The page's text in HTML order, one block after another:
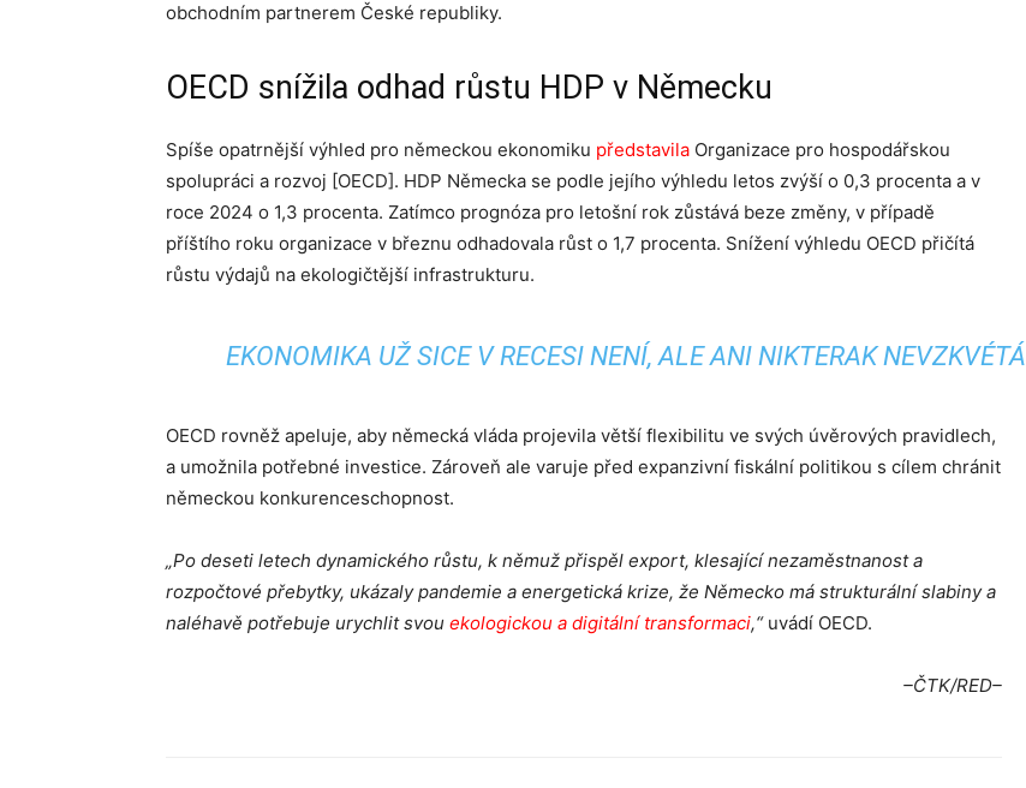
obchodním partnerem České republiky.
OECD snížila odhad růstu HDP v Německu
Spíše opatrnější výhled pro německou ekonomiku představila Organizace pro hospodářskou
spolupráci a rozvoj [OECD]. HDP Německa se podle jejího výhledu letos zvýší o 0,3 procenta a v
roce 2024 o 1,3 procenta. Zatímco prognóza pro letošní rok zůstává beze změny, v případě
příštího roku organizace v březnu odhadovala růst o 1,7 procenta. Snížení výhledu OECD přičítá
růstu výdajů na ekologičtější infrastrukturu.
EKONOMIKA UŽ SICE V RECESI NENÍ, ALE ANI NIKTERAK NEVZKVÉTÁ
OECD rovněž apeluje, aby německá vláda projevila větší flexibilitu ve svých úvěrových pravidlech,
a umožnila potřebné investice. Zároveň ale varuje před expanzivní fiskální politikou s cílem chránit
německou konkurenceschopnost.
„Po deseti letech dynamického růstu, k němuž přispěl export, klesající nezaměstnanost a
rozpočtové přebytky, ukázaly pandemie a energetická krize, že Německo má strukturální slabiny a
naléhavě potřebuje urychlit svou ekologickou a digitální transformaci,“uvádí OECD.
–ČTK/RED–